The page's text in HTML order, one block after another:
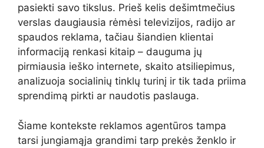
pasiekti savo tikslus. Prieš kelis dešimtmečius
verslas daugiausia rėmėsi televizijos, radijo ar
spaudos reklama, tačiau šiandien klientai
informaciją renkasi kitaip – dauguma jų
pirmiausia ieško internete, skaito atsiliepimus,
analizuoja socialinių tinklų turinį ir tik tada priima
sprendimą pirkti ar naudotis paslauga.
Šiame kontekste reklamos agentūros tampa
tarsi jungiamąja grandimi tarp prekės ženklo ir